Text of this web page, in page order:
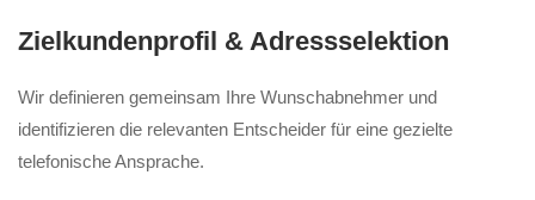
Zielkundenprofil & Adressselektion
Wir definieren gemeinsam Ihre Wunschabnehmer und
identifizieren die relevanten Entscheider für eine gezielte
telefonische Ansprache.